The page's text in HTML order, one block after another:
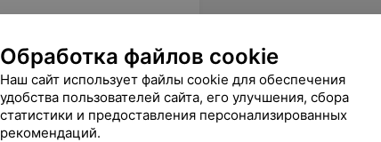
Обработка файлов cookie
Наш сайт использует файлы cookie для обеспечения
удобства пользователей сайта, его улучшения, сбора
статистики и предоставления персонализированных
рекомендаций.